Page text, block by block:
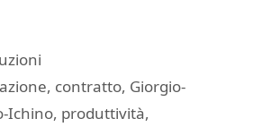
, contratto, Giorgio-
Ichino, produttività,